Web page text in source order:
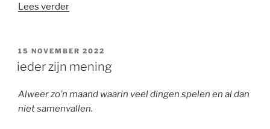
Lees verder“ik
sorry”
GEPLAATST
OP
15 NOVEMBER 2022
ieder zijn mening
Alweer zo’n maand waarin veel dingen spelen en al dan
niet samenvallen.